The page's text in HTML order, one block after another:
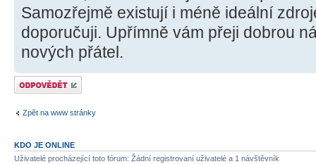
Samozřejmě existují i ​​méně ideální
doporučuji. Upřímně vám přeji dobrou
nových přátel.
Odeslat odpověď
Zpět na www stránky
KDO JE ONLINE
Uživatelé procházející toto fórum: Žádní registrovaní uživatelé a 1 návštěvník